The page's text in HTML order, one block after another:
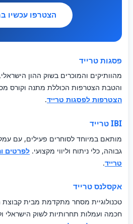
הצטרפו עכשיו
פסגות טרייד
מהוותיקים והמוכרים בשוק ההון
והטבת הצטרפות הכוללת מתנה וקורס
הצטרפות לפסגות טרייד.
IBI טרייד
מותאם במיוחד לסוחרים פעילים, עם
גבוהה, כלי ניתוח וליווי מקצועי.
טרייד.
אקסלנס טרייד
טכנולוגיית מסחר מתקדמת מבית קבוצת
חכמה ועמלות תחרותיות לשוק הישראלי